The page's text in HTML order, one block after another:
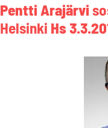
Pent­ti Ara­jär­vi
Hel­sin­ki Hs